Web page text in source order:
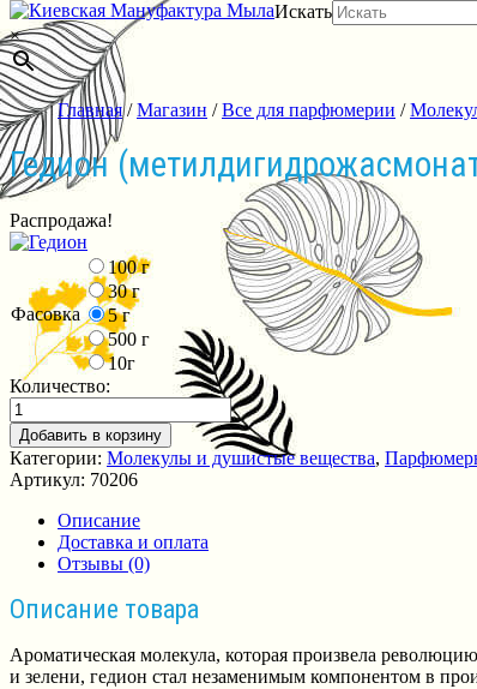
Искать
×
Главная/Магазин /Все для парфюмерии /
Гедион
Распродажа!
Фасовка
100 г
30 г
5 г
500 г
10г
Количество:
Добавить в корзину
Категории: Молекулы и душистые вещества,
Артикул: 70206
Описание
Доставка и оплата
Отзывы (0)
Описание товара
Ароматическая молекула, которая произвела
и зелени, гедион стал незаменимым компонентом в